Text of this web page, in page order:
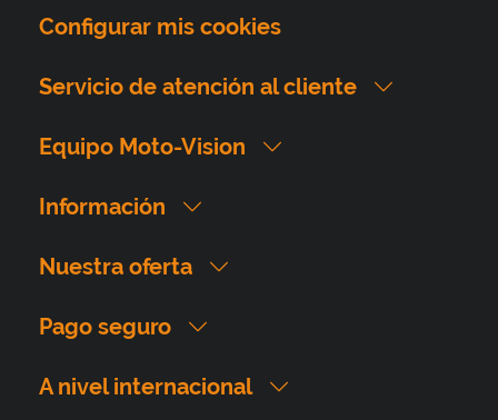
Configurar mis cookies
Servicio de atención al cliente
Equipo Moto-Vision
Información
Nuestra oferta
Pago seguro
A nivel internacional